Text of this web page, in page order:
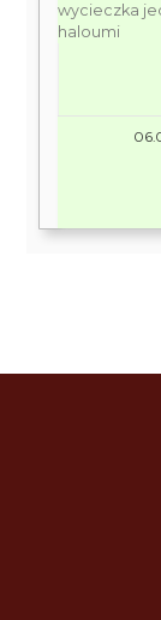
wycieczka
haloumi